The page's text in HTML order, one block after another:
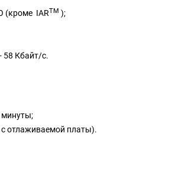
(кроме IARTM );
58 Кбайт/с.
минуты;
с отлаживаемой платы).